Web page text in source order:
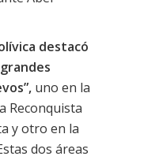
destacó
uno en la
Reconquista
y otro en la
dos áreas